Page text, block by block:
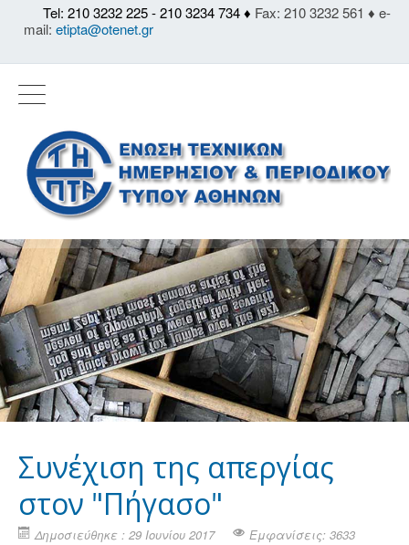
Tel: 210 3232 225 - 210 3234 734 ♦ Fax: 210 3232 561 ♦ e-
mail: etipta@otenet.gr
Συνέχιση της απεργίας
στον "Πήγασο"
Δημοσιεύθηκε : 29 Ιουνίου 2017 Εμφανίσεις: 3633